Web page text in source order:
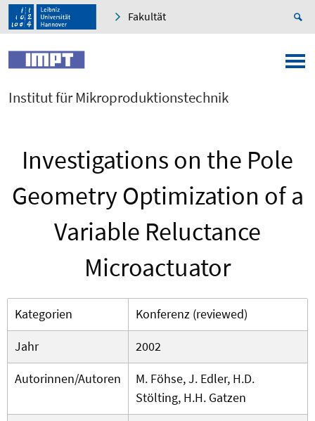
Fakultät
Institut für Mikroproduktionstechnik
Investigations on the Pole
Geometry Optimization of a
Variable Reluctance
Microactuator
Kategorien
Konferenz (reviewed)
Jahr
2002
Autorinnen/Autoren
M. Föhse, J. Edler, H.D.
Stölting, H.H. Gatzen